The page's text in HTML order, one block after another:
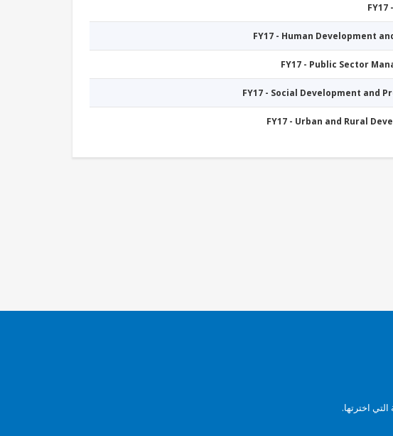
FY17
FY17 - Human Development
FY17 - Public Sector
FY17 - Social Development and
FY17 - Urban and Rural
اخترتها.